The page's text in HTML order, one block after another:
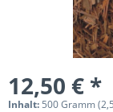
12,50 € *
Inhalt: 500 Gramm